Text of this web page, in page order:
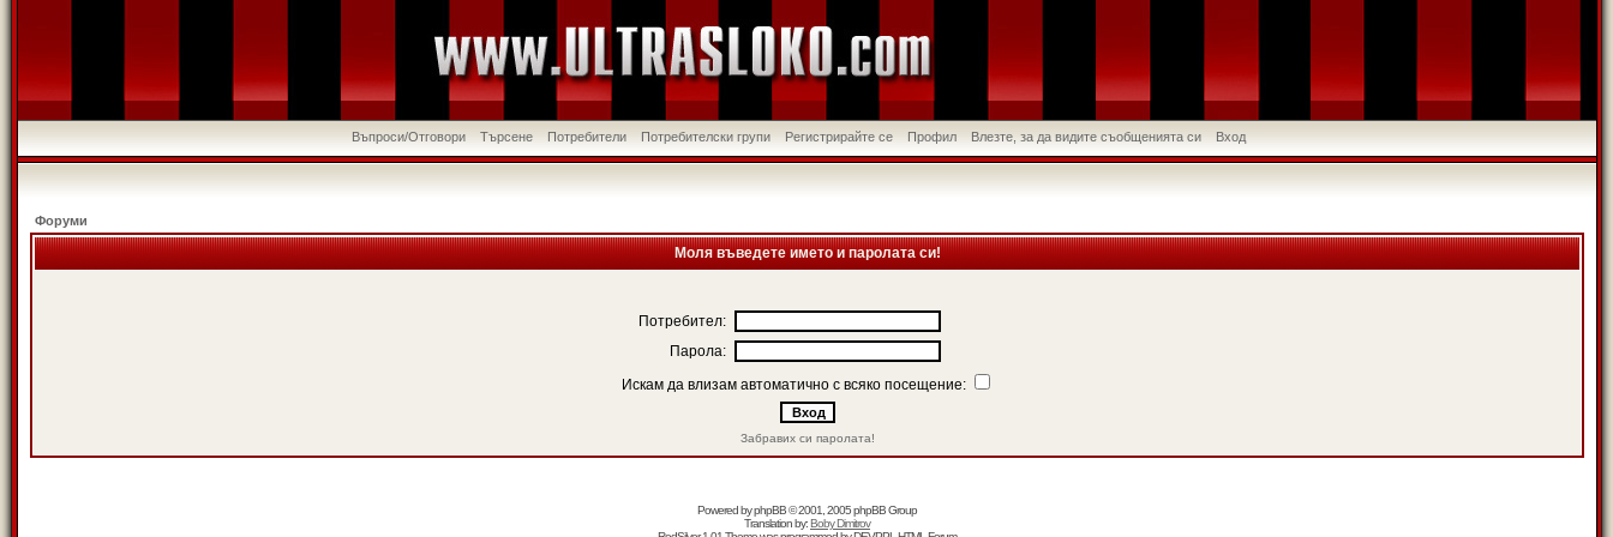
Въпроси/Отговори Търсене Потребители Потребителски групи Регистрирайте се Профил Влезте, за да видите съобщенията си Вход
Форуми
Моля въведете името и паролата си!
Потребител:
Парола:
Искам да влизам автоматично с всяко посещение:
Забравих си паролата!
Powered byphpBB© 2001, 2005 phpBB Group
Translation by:Boby Dimitrov